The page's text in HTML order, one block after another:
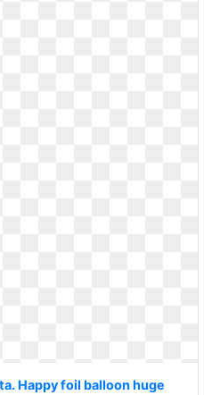
Happy foil balloon huge